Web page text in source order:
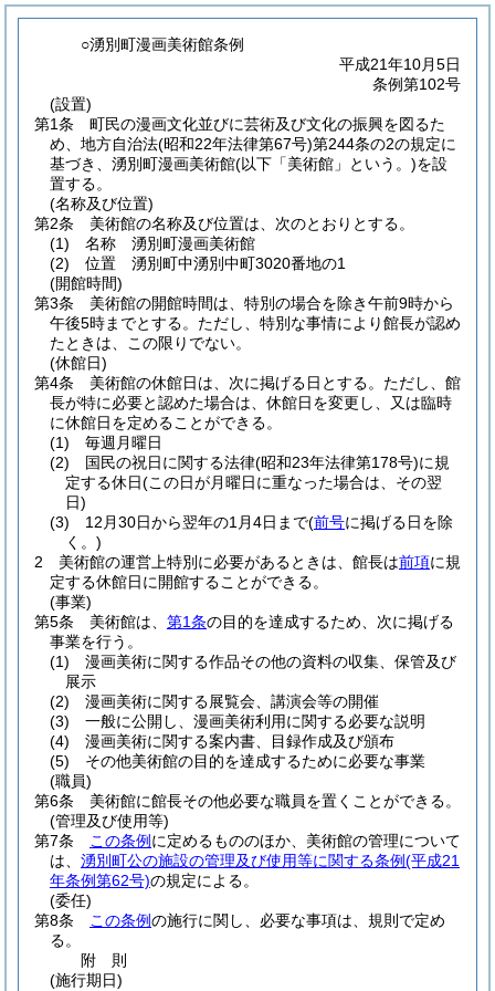
○湧別町漫画美術館条例
平成21年10月5日
条例第102号
(設置)
第1条
町民の漫画文化並びに芸術及び文化の振興を図るた
め、地方自治法(昭和22年法律第67号)第244条の2の規定に
基づき、湧別町漫画美術館(以下「美術館」という。)を設
置する。
(名称及び位置)
第2条
美術館の名称及び位置は、次のとおりとする。
(1)
名称 湧別町漫画美術館
(2)
位置 湧別町中湧別中町3020番地の1
(開館時間)
第3条
美術館の開館時間は、特別の場合を除き午前9時から
午後5時までとする。 ただし、特別な事情により館長が認め
たときは、この限りでない。
(休館日)
第4条
美術館の休館日は、次に掲げる日とする。 ただし、館
長が特に必要と認めた場合は、休館日を変更し、又は臨時
に休館日を定めることができる。
(1)
毎週月曜日
(2)
国民の祝日に関する法律(昭和23年法律第178号)に規
定する休日(この日が月曜日に重なった場合は、その翌
日)
(3)
12月30日から翌年の1月4日まで(前号に掲げる日を除
く。)
2
美術館の運営上特別に必要があるときは、館長は前項に規
定する休館日に開館することができる。
(事業)
第5条
美術館は、 第1条の目的を達成するため、次に掲げる
事業を行う。
(1)
漫画美術に関する作品その他の資料の収集、保管及び
展示
(2)
漫画美術に関する展覧会、講演会等の開催
(3)
一般に公開し、漫画美術利用に関する必要な説明
(4)
漫画美術に関する案内書、目録作成及び頒布
(5)
その他美術館の目的を達成するために必要な事業
(職員)
第6条
美術館に館長その他必要な職員を置くことができる。
(管理及び使用等)
第7条
この条例 に定めるもののほか、美術館の管理について
は、 湧別町公の施設の管理及び使用等に関する条例(平成21
年条例第62号)の規定による。
(委任)
第8条
この条例の施行に関し、必要な事項は、規則で定め
る。
附 則
(施行期日)